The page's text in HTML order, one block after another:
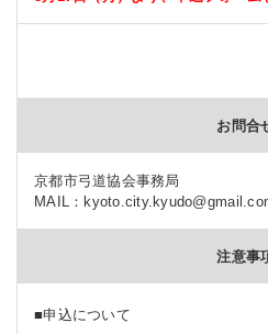
お問合
京都市弓道協会事務局
MAIL：
注意事
■申込について